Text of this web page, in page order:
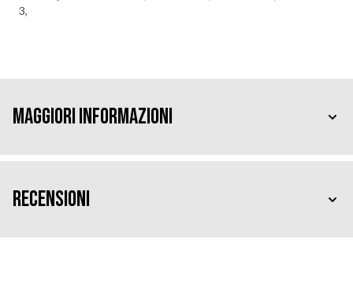
3,
Maggiori Informazioni
Recensioni